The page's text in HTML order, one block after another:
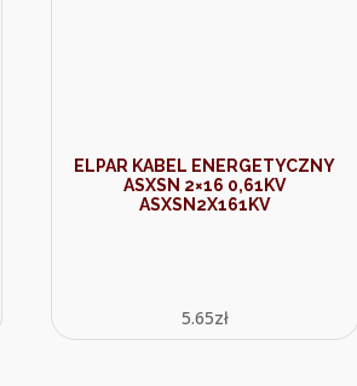
ELPAR KABEL ENERGETYCZNY
ASXSN 2×16 0,61KV
ASXSN2X161KV
5.65zł